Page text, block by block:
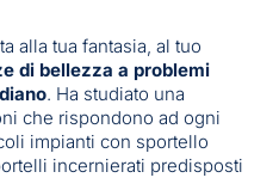
alla tua fantasia, al tuo
di bellezza a problemi
. Ha studiato una
che rispondono ad ogni
impianti con sportello
incernierati predisposti